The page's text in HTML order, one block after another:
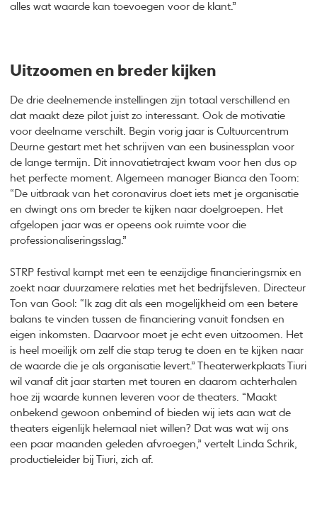
alles wat waarde kan toevoegen voor de klant.”
Uitzoomen en breder kijken
De drie deelnemende instellingen zijn totaal verschillend en
dat maakt deze pilot juist zo interessant. Ook de motivatie
voor deelname verschilt. Begin vorig jaar is Cultuurcentrum
Deurne gestart met het schrijven van een businessplan voor
de lange termijn. Dit innovatietraject kwam voor hen dus op
het perfecte moment. Algemeen manager Bianca den Toom:
“De uitbraak van het coronavirus doet iets met je organisatie
en dwingt ons om breder te kijken naar doelgroepen. Het
afgelopen jaar was er opeens ook ruimte voor die
professionaliseringsslag.”
STRP festival kampt met een te eenzijdige financieringsmix en
zoekt naar duurzamere relaties met het bedrijfsleven. Directeur
Ton van Gool: “Ik zag dit als een mogelijkheid om een betere
balans te vinden tussen de financiering vanuit fondsen en
eigen inkomsten. Daarvoor moet je echt even uitzoomen. Het
is heel moeilijk om zelf die stap terug te doen en te kijken naar
de waarde die je als organisatie levert.” Theaterwerkplaats Tiuri
wil vanaf dit jaar starten met touren en daarom achterhalen
hoe zij waarde kunnen leveren voor de theaters. “Maakt
onbekend gewoon onbemind of bieden wij iets aan wat de
theaters eigenlijk helemaal niet willen? Dat was wat wij ons
een paar maanden geleden afvroegen,” vertelt Linda Schrik,
productieleider bij Tiuri, zich af.